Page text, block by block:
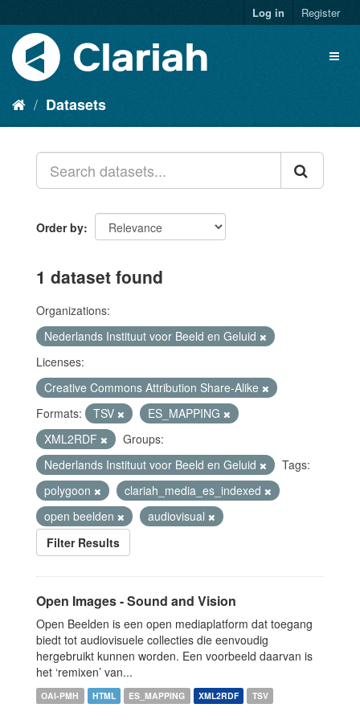
Log in Register
Datasets
Order by
1 dataset found
Organizations:
Nederlands Instituut voor Beeld en Geluid
Licenses:
Creative Commons Attribution Share-Alike
Formats:
TSV
ES_MAPPING
XML2RDF
Groups:
Nederlands Instituut voor Beeld en Geluid
Tags:
polygoon
clariah_media_es_indexed
open beelden
audiovisual
Filter Results
Open Images - Sound and Vision
Open Beelden is een open mediaplatform dat toegang
biedt tot audiovisuele collecties die eenvoudig
hergebruikt kunnen worden. Een voorbeeld daarvan is
het ‘remixen’ van...
OAI-PMH HTML ES_MAPPING XML2RDF TSV